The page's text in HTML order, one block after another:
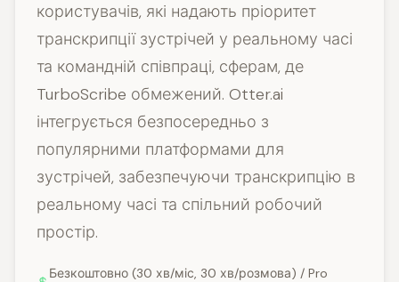
користувачів, які надають пріоритет
транскрипції зустрічей у реальному часі
та командній співпраці, сферам, де
TurboScribe обмежений. Otter.ai
інтегрується безпосередньо з
популярними платформами для
зустрічей, забезпечуючи транскрипцію в
реальному часі та спільний робочий
простір.
Безкоштовно (30 хв/міс, 30 хв/розмова) / Pro